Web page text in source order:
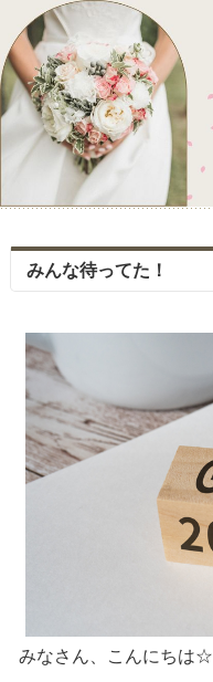
みんな待ってた！
みなさん、こんにちは☆